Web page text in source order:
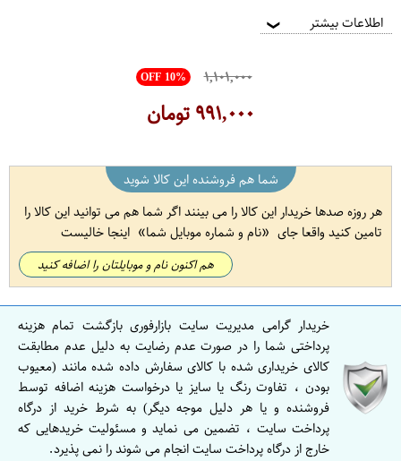
اطلاعات بیشتر ❯
OFF 10% ۱,۱۰۱,۰۰۰
۹۹۱,۰۰۰تومان
شما هم فروشنده این کالا شوید
هر روزه صدها خریدار این کالا را می بینند اگر شما هم می توانید این کالا را
تامین کنید واقعا جای
نام و شماره موبایل شما اینجا خالیست
هم اکنون نام و موبایلتان را اضافه کنید
خریدار گرامی مدیریت سایت بازارفوری بازگشت تمام هزینه
پرداختی شما را در صورت عدم رضایت به دلیل عدم مطابقت
کالای خریداری شده با کالای سفارش داده شده مانند (معیوب
بودن ، تفاوت رنگ یا سایز یا درخواست هزینه اضافه توسط
فروشنده و یا هر دلیل موجه دیگر) به شرط خرید از درگاه
پرداخت سایت ، تضمین می نماید و مسئولیت خریدهایی که
خارج از درگاه پرداخت سایت انجام می شوند را نمی پذیرد.